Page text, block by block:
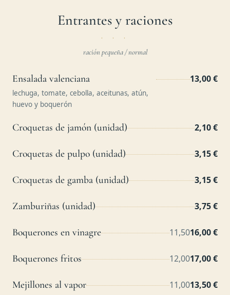
Entrantes y raciones
ración pequeña / normal
Ensalada valenciana
lechuga, tomate, cebolla, aceitunas, atún,
huevo y boquerón
13,00 €
Croquetas de jamón (unidad) 2,10 €
Croquetas de pulpo (unidad) 3,15 €
Croquetas de gamba (unidad) 3,15 €
Zamburiñas (unidad) 3,75 €
Boquerones en vinagre 11,5016,00 €
Boquerones fritos 12,0017,00 €
Mejillones al vapor 11,0013,50 €